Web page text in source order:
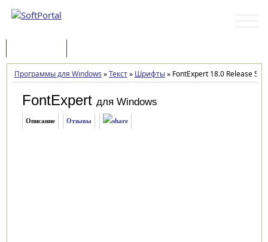
Программы для Windows »Текст» Шрифты»FontExpert 18.0 Release 5
FontExpert для Windows
Описание Отзывы